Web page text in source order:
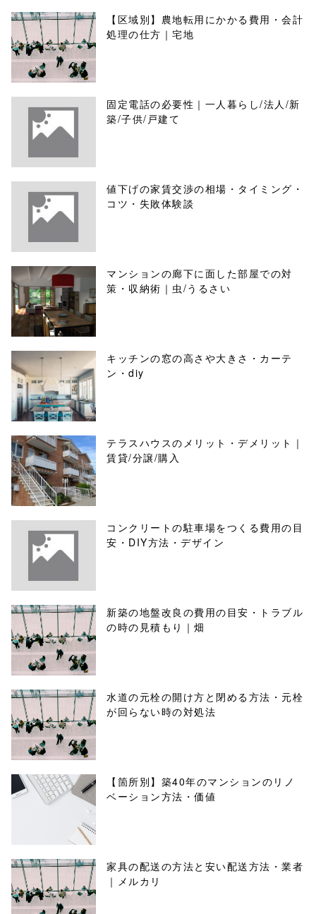
【区域別】農地転用にかかる費用・会計
処理の仕方｜宅地
固定電話の必要性｜一人暮らし/法人/新
築/子供/戸建て
値下げの家賃交渉の相場・タイミング・
コツ・失敗体験談
マンションの廊下に面した部屋での対
策・収納術｜虫/うるさい
キッチンの窓の高さや大きさ・カーテ
ン・diy
テラスハウスのメリット・デメリット｜
賃貸/分譲/購入
コンクリートの駐車場をつくる費用の目
安・DIY方法・デザイン
新築の地盤改良の費用の目安・トラブル
の時の見積もり｜畑
水道の元栓の開け方と閉める方法・元栓
が回らない時の対処法
【箇所別】築40年のマンションのリノ
ベーション方法・価値
家具の配送の方法と安い配送方法・業者
｜メルカリ